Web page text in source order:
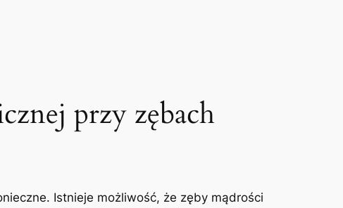
przy zębach
Istnieje możliwość, że ⁣zęby mądrości